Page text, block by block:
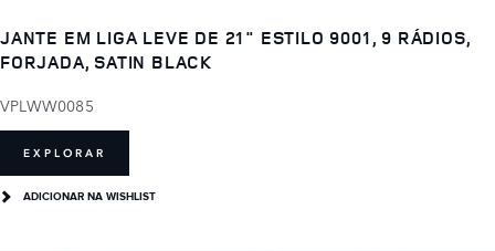
JANTE EM LIGA LEVE DE 21" ESTILO 9001, 9 RÁDIOS,
FORJADA, SATIN BLACK
VPLWW0085
EXPLORAR
ADICIONAR NA WISHLIST